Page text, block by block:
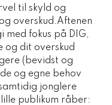
til skyld og
overskud.Aftenen
fokus på DIG,
og dit overskud
(bevidst og
og egne behov
jonglere
publikum råber: